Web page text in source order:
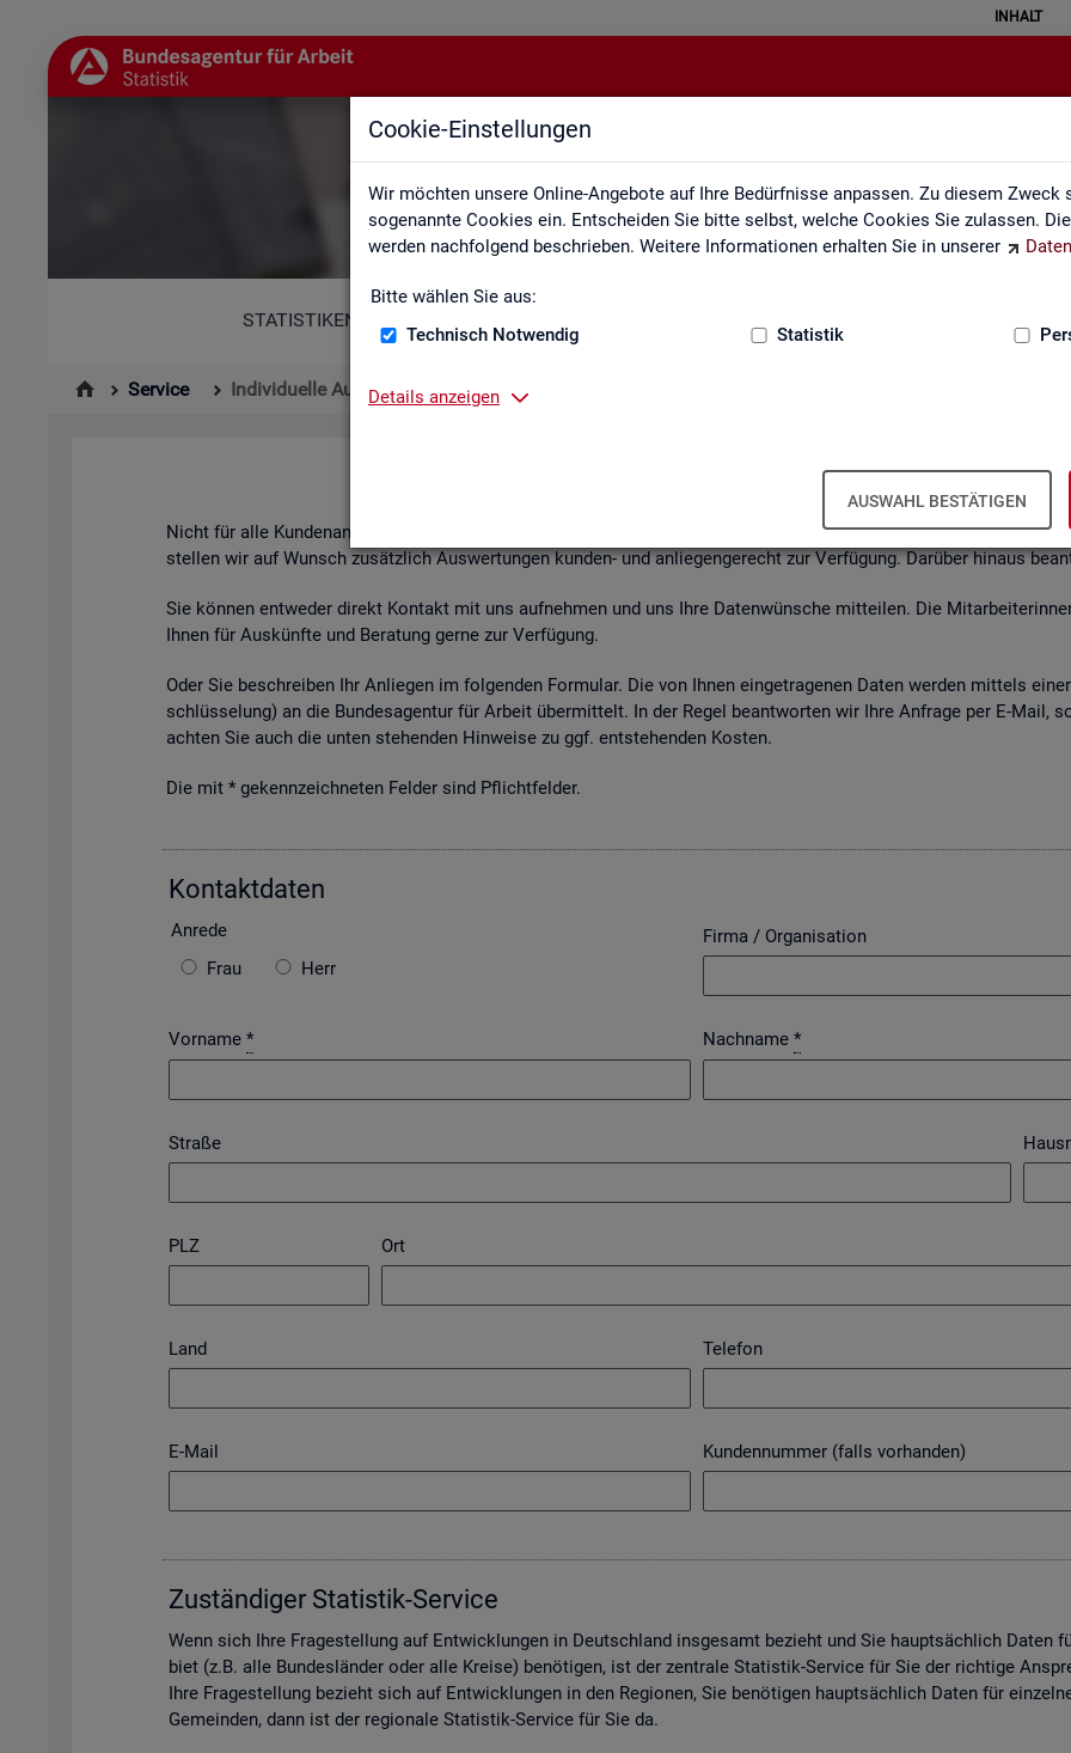
Cookie-Einstellungen
Wir möchten unsere Online-Angebote auf Ihre Bedürfnisse anpassen. Zu diesem Zweck
sogenannte Cookies ein. Entscheiden Sie bitte selbst, welche Cookies Sie zulassen.
werden nachfolgend beschrieben. Weitere Informationen erhalten Sie in unserer
Bitte wählen Sie aus:
Technisch Notwendig
Statistik
Details anzeigen
AUSWAHL BESTÄTIGEN
INHALT
Individuelle Auswertungsanliegen
STATISTIKEN
Service Individuelle Auswertungsanliegen
In­di­vi­du­el­le Aus­wer­tungs­an­lie­gen
Nicht für alle Kun­den­an­lie­gen ste­hen vor­be­rei­te­te pass­ge­naue Sta­tis­ti­ken in den Pro­duk­ten der Sta­tis­tik und
stel­len wir auf Wunsch zu­sätz­lich Aus­wer­tun­gen kun­den- und an­lie­gen­ge­recht zur Ver­fü­gung. Dar­über hin­aus
Sie kön­nen ent­we­der di­rekt Kon­takt mit uns auf­neh­men und uns Ihre Da­ten­wün­sche mit­tei­len. Die
Ihnen für Aus­künf­te und Be­ra­tung gerne zur Ver­fü­gung.
Oder Sie be­schrei­ben Ihr An­lie­gen im fol­gen­den For­mu­lar. Die von Ihnen ein­ge­tra­ge­nen Daten wer­den mit­tels
schlüs­se­lung) an die Bun­des­agen­tur für Ar­beit über­mit­telt. In der Regel be­ant­wor­ten wir Ihre An­fra­ge per E-Mail,
ach­ten Sie auch die unten ste­hen­den Hin­wei­se zu ggf. ent­ste­hen­den Kos­ten.
Die mit * ge­kenn­zeich­ne­ten Fel­der sind Pflicht­fel­der.
Kon­takt­da­ten
An­re­de
Frau
Herr
Firma / Organisation
Vorname * Nachname *
Straße
PLZ Ort
Land Telefon
E-Mail Kundennummer (falls vorhanden)
Zu­stän­di­ger Sta­tis­tik-Ser­vice
Wenn sich Ihre Fra­ge­stel­lung auf Ent­wick­lun­gen in Deutsch­land ins­ge­samt be­zieht und Sie haupt­säch­lich Daten
biet (z.B. alle Bun­des­län­der oder alle Krei­se) be­nö­ti­gen, ist der zen­tra­le Sta­tis­tik-Ser­vice für Sie der rich­ti­ge
Ihre Fra­ge­stel­lung be­zieht sich auf Ent­wick­lun­gen in den Re­gio­nen, Sie be­nö­ti­gen haupt­säch­lich Daten für
Ge­mein­den, dann ist der re­gio­na­le Sta­tis­tik-Ser­vice für Sie da.